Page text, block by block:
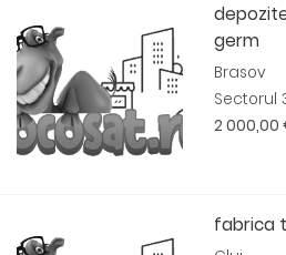
germ
Brasov
Sectorul
2 000,00
fabrica